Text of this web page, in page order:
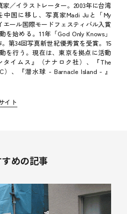
／イラストレーター。2003年に台湾
中国に移し、写真家Madi Juと「My
ール国際モードフェスティバル入賞
始める。11年「God Only Knows」
。第34回写真新世紀優秀賞を受賞。15
を行う。現在は、東京を拠点に活動
イムス』（ナナロク社）、『The
）、『潜水球 - Barnacle Island - 』
イト
すめの記事